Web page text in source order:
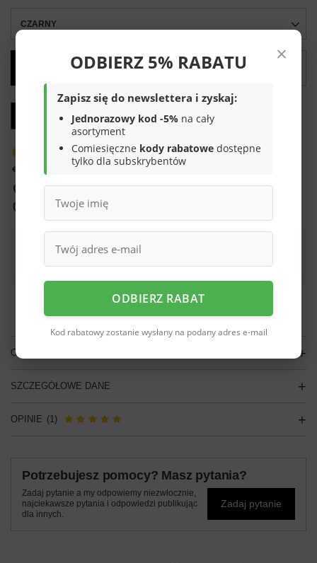
CZARNY
Dodaj do koszyka
Możesz kupić także poprzez:
Produkt dostępny w bardzo małej ilości
dni na łatwy zwrot
Sprawdź, w którym sklepie obejrzysz i kupisz od ręki
Bezpieczne zakupy
Darmowa dostawa do paczkomatu lub punktu
odbioru
Smile - dostawy ze sklepów internetowych przy zamówieniu od
OPIS
SZCZEGÓŁOWE DANE
OPINIE (1)
Potrzebujesz pomocy? Masz pytania?
Zadaj pytanie a my odpowiemy niezwłocznie,
najciekawsze pytania i odpowiedzi publikując
dla innych.
Zadaj pytanie
×
ODBIERZ 5% RABATU
Zapisz się do newslettera i zyskaj:
Jednorazowy kod -5% na cały
asortyment
Comiesięczne kody rabatowe dostępne
tylko dla subskrybentów
ODBIERZ RABAT
Kod rabatowy zostanie wysłany na podany adres e-mail